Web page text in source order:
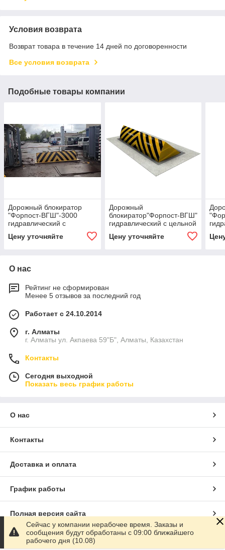
Условия возврата
Возврат товара в течение 14 дней по договоренности
Все условия возврата
Подобные товары компании
Дорожный блокиратор
"Форпост-ВГШ"-3000
гидравлический с
толщина "боевой" крышки
Цену уточняйте
Дорожный
блокиратор"Форпост-ВГШ"
гидравлический с цельной
толщина "боевой" крышки
Цену уточняйте
О нас
Рейтинг не сформирован
Менее 5 отзывов за последний год
Работает с 24.10.2014
г. Алматы
г. Алматы ул. Акпаева 59"Б", Алматы, Казахстан
Контакты
Сегодня выходной
Показать весь график работы
О нас
Контакты
Доставка и оплата
График работы
Полная версия сайта
Сайт создан на маркетплейсе
Сейчас у компании нерабочее время. Заказы и
сообщения будут обработаны с 09:00 ближайшего
рабочего дня (10.08)